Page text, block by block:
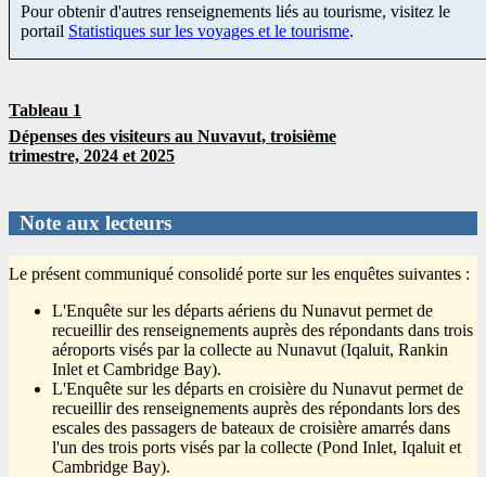
Pour obtenir d'autres renseignements liés au tourisme, visitez le
portail Statistiques sur les voyages et le tourisme.
Tableau 1
Dépenses des visiteurs au Nuvavut, troisième
trimestre, 2024 et 2025
Note aux lecteurs
Le présent communiqué consolidé porte sur les enquêtes suivantes :
L'Enquête sur les départs aériens du Nunavut permet de
recueillir des renseignements auprès des répondants dans trois
aéroports visés par la collecte au Nunavut (Iqaluit, Rankin
Inlet et Cambridge Bay).
L'Enquête sur les départs en croisière du Nunavut permet de
recueillir des renseignements auprès des répondants lors des
escales des passagers de bateaux de croisière amarrés dans
l'un des trois ports visés par la collecte (Pond Inlet, Iqaluit et
Cambridge Bay).